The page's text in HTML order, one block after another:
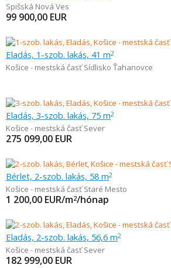
Spišská Nová Ves
99 900,00 EUR
Eladás, 1-szob. lakás, 41 m2
Košice - mestská časť Sídlisko Ťahanovce
Eladás, 3-szob. lakás, 75 m2
Košice - mestská časť Sever
275 099,00 EUR
Bérlet, 2-szob. lakás, 58 m2
Košice - mestská časť Staré Mesto
1 200,00 EUR/m2/hónap
Eladás, 2-szob. lakás, 56,6 m2
Košice - mestská časť Sever
182 999,00 EUR